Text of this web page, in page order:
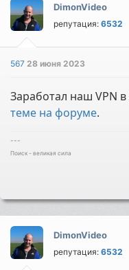
DimonVideo
репутация:6532
56728 июня 2023
Заработал наш VPN
теме на форуме.
---
Поиск - великая сила
DimonVideo
репутация:6532